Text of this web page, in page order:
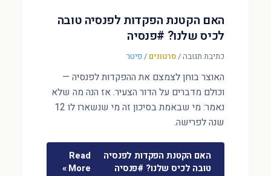
האם הקטנת הפקדות לפנסיה טובה
לכיס שלנו? #פנסיה
כתיבת תגובה/סרטונים / פיטר
האוצר בוחן לצמצם את ההפקדות לפנסיה —
וכולם מדברים על הדור הצעיר. אז הנה מה שלא
נאמר: מי שבאמת בסיכון זה מי שנשארו לו 12
שנה לפרישה.
האם הקטנת הפקדות לפנסיה
טובה לכיס שלנו? #פנסיה
Read
More »